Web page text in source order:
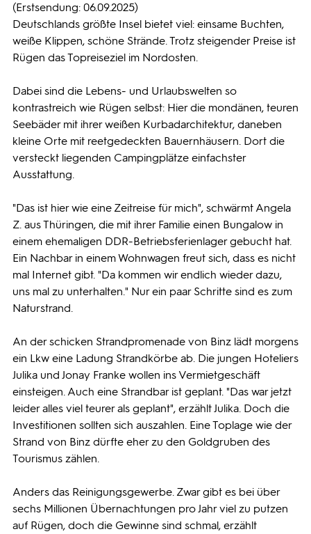
(Erstsendung: 06.09.2025)
Deutschlands größte Insel bietet viel: einsame Buchten,
weiße Klippen, schöne Strände. Trotz steigender Preise ist
Rügen das Topreiseziel im Nordosten.
Dabei sind die Lebens- und Urlaubswelten so
kontrastreich wie Rügen selbst: Hier die mondänen, teuren
Seebäder mit ihrer weißen Kurbadarchitektur, daneben
kleine Orte mit reetgedeckten Bauernhäusern. Dort die
versteckt liegenden Campingplätze einfachster
Ausstattung.
"Das ist hier wie eine Zeitreise für mich", schwärmt Angela
Z. aus Thüringen, die mit ihrer Familie einen Bungalow in
einem ehemaligen DDR-Betriebsferienlager gebucht hat.
Ein Nachbar in einem Wohnwagen freut sich, dass es nicht
mal Internet gibt. "Da kommen wir endlich wieder dazu,
uns mal zu unterhalten." Nur ein paar Schritte sind es zum
Naturstrand.
An der schicken Strandpromenade von Binz lädt morgens
ein Lkw eine Ladung Strandkörbe ab. Die jungen Hoteliers
Julika und Jonay Franke wollen ins Vermietgeschäft
einsteigen. Auch eine Strandbar ist geplant. "Das war jetzt
leider alles viel teurer als geplant", erzählt Julika. Doch die
Investitionen sollten sich auszahlen. Eine Toplage wie der
Strand von Binz dürfte eher zu den Goldgruben des
Tourismus zählen.
Anders das Reinigungsgewerbe. Zwar gibt es bei über
sechs Millionen Übernachtungen pro Jahr viel zu putzen
auf Rügen, doch die Gewinne sind schmal, erzählt